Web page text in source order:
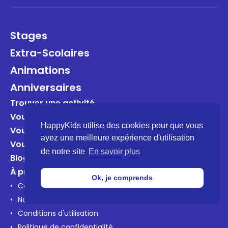
Stages
Extra-Scolaires
Animations
Anniversaires
Trouver une activité
Vous êtes un organisateur?
Vous êtes une entreprise?
Vous êtes une école?
Blog
À propos
Contactez-nous
Notre mission
Conditions d'utilisation
HappyKids utilise des cookies pour que vous
ayez une meilleure expérience d'utilisation
de notre site En savoir plus
Ok, je comprends